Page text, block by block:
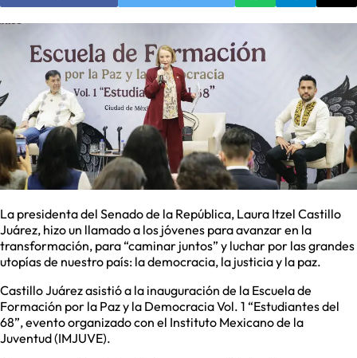
La presidenta del Senado de la República, Laura Itzel Castillo
Juárez, hizo un llamado a los jóvenes para avanzar en la
transformación, para “caminar juntos” y luchar por las grandes
utopías de nuestro país: la democracia, la justicia y la paz.
Castillo Juárez asistió a la inauguración de la Escuela de
Formación por la Paz y la Democracia Vol. 1 “Estudiantes del
68”, evento organizado con el Instituto Mexicano de la
Juventud (IMJUVE).